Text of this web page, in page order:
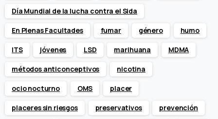
Día Mundial de la lucha contra el Sida
En Plenas Facultades fumar género humo
ITS jóvenes LSD marihuana MDMA
métodos anticonceptivos nicotina
ocio nocturno OMS placer
placeres sin riesgos preservativos prevención